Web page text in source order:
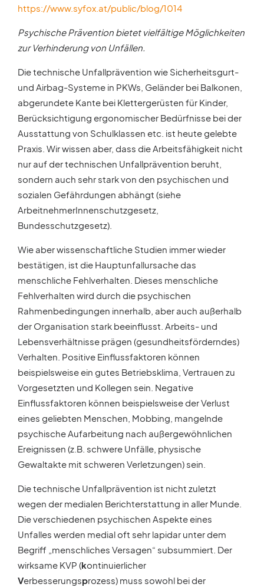
https://www.syfox.at/public/blog/1014
Psychische Prävention bietet vielfältige Möglichkeiten
zur Verhinderung von Unfällen.
Die technische Unfallprävention wie Sicherheitsgurt-
und Airbag-Systeme in PKWs, Geländer bei Balkonen,
abgerundete Kante bei Klettergerüsten für Kinder,
Berücksichtigung ergonomischer Bedürfnisse bei der
Ausstattung von Schulklassen etc. ist heute gelebte
Praxis. Wir wissen aber, dass die Arbeitsfähigkeit nicht
nur auf der technischen Unfallprävention beruht,
sondern auch sehr stark von den psychischen und
sozialen Gefährdungen abhängt (siehe
ArbeitnehmerInnenschutzgesetz,
Bundesschutzgesetz).
Wie aber wissenschaftliche Studien immer wieder
bestätigen, ist die Hauptunfallursache das
menschliche Fehlverhalten. Dieses menschliche
Fehlverhalten wird durch die psychischen
Rahmenbedingungen innerhalb, aber auch außerhalb
der Organisation stark beeinflusst. Arbeits- und
Lebensverhältnisse prägen (gesundheitsförderndes)
Verhalten. Positive Einflussfaktoren können
beispielsweise ein gutes Betriebsklima, Vertrauen zu
Vorgesetzten und Kollegen sein. Negative
Einflussfaktoren können beispielsweise der Verlust
eines geliebten Menschen, Mobbing, mangelnde
psychische Aufarbeitung nach außergewöhnlichen
Ereignissen (z.B. schwere Unfälle, physische
Gewaltakte mit schweren Verletzungen) sein.
Die technische Unfallprävention ist nicht zuletzt
wegen der medialen Berichterstattung in aller Munde.
Die verschiedenen psychischen Aspekte eines
Unfalles werden medial oft sehr lapidar unter dem
Begriff „menschliches Versagen“ subsummiert. Der
wirksame KVP (kontinuierlicher
Verbesserungsprozess) muss sowohl bei der